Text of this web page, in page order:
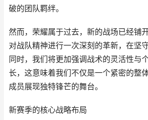
破的团队羁绊。
然而，荣耀属于过去，新的战场已经铺
对战队精神进行一次深刻的革新，在坚
同时，我们将更加强调战术的灵活性与
长，这意味着我们不仅是一个紧密的整
成员展现独特锋芒的舞台。
新赛季的核心战略布局